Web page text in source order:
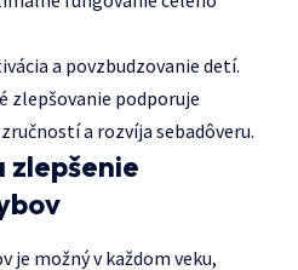
a povzbudzovanie detí.
zlepšovanie podporuje
a rozvíja sebadôveru.
zlepšenie
je možný v každom veku,